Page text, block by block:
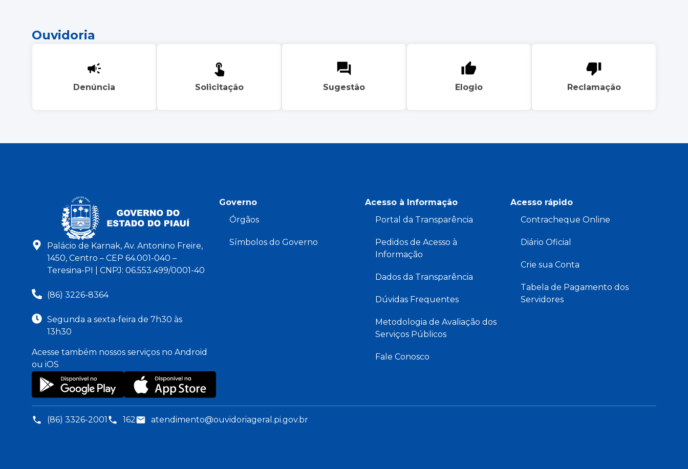
Ouvidoria
Denúncia Solicitação Sugestão Elogio Reclamação
Palácio de Karnak, Av. Antonino Freire,
1450, Centro – CEP 64.001-040 –
Teresina-PI | CNPJ: 06.553.499/0001-40
(86) 3226-8364
Segunda a sexta-feira de 7h30 às
13h30
Acesse também nossos serviços no Android
ou iOS
Governo
Órgãos
Símbolos do Governo
Acesso à Informação
Portal da Transparência
Pedidos de Acesso à
Informação
Dados da Transparência
Dúvidas Frequentes
Metodologia de Avaliação dos
Serviços Públicos
Fale Conosco
Acesso rápido
Contracheque Online
Diário Oficial
Crie sua Conta
Tabela de Pagamento dos
Servidores
(86) 3326-2001 162 atendimento@ouvidoriageral.pi.gov.br